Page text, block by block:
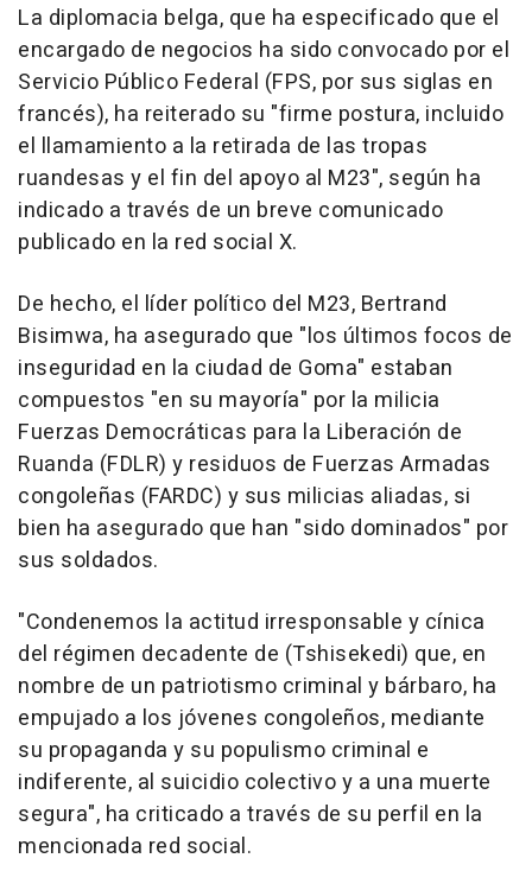
La diplomacia belga, que ha especificado que el
encargado de negocios ha sido convocado por el
Servicio Público Federal (FPS, por sus siglas en
francés), ha reiterado su "firme postura, incluido
el llamamiento a la retirada de las tropas
ruandesas y el fin del apoyo al M23", según ha
indicado a través de un breve comunicado
publicado en la red social X.
De hecho, el líder político del M23, Bertrand
Bisimwa, ha asegurado que "los últimos focos de
inseguridad en la ciudad de Goma" estaban
compuestos "en su mayoría" por la milicia
Fuerzas Democráticas para la Liberación de
Ruanda (FDLR) y residuos de Fuerzas Armadas
congoleñas (FARDC) y sus milicias aliadas, si
bien ha asegurado que han "sido dominados" por
sus soldados.
"Condenemos la actitud irresponsable y cínica
del régimen decadente de (Tshisekedi) que, en
nombre de un patriotismo criminal y bárbaro, ha
empujado a los jóvenes congoleños, mediante
su propaganda y su populismo criminal e
indiferente, al suicidio colectivo y a una muerte
segura", ha criticado a través de su perfil en la
mencionada red social.